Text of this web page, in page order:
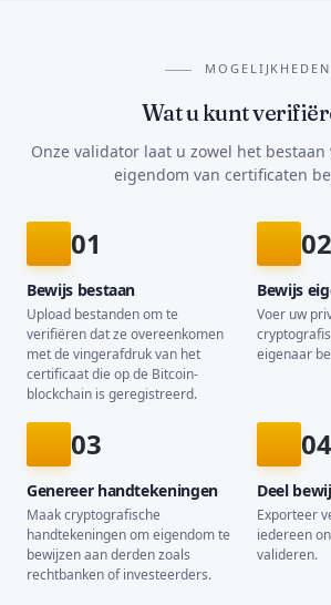
MOGELIJKHEDEN
Wat u kunt
Onze validator laat u zowel het
eigendom van certificaten
01
Bewijs bestaan
Upload bestanden om te
verifiëren dat ze overeenkomen
met de vingerafdruk van het
certificaat die op de Bitcoin-
blockchain is geregistreerd.
02
Bewijs
Voer uw
eigenaar
03
Genereer handtekeningen
Maak cryptografische
handtekeningen om eigendom te
bewijzen aan derden zoals
rechtbanken of investeerders.
04
Deel
Exporteer
iedereen
valideren.